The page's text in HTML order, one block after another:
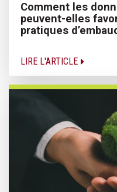
Comment les
peuvent-elles
pratiques
LIRE L'ARTICLE